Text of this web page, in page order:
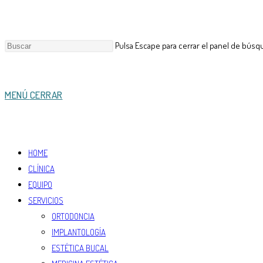
Pulsa Escape para cerrar el panel de
MENÚCERRAR
HOME
CLÍNICA
EQUIPO
SERVICIOS
ORTODONCIA
IMPLANTOLOGÍA
ESTÉTICA BUCAL